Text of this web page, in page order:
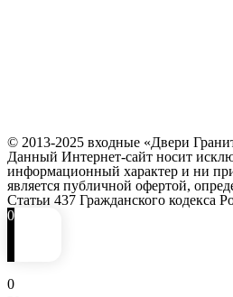
© 2013-2025 входные «Двери
Данный Интернет-сайт носит
информационный характер и ни
является публичной офертой,
Статьи 437 Гражданского кодекса
0
0